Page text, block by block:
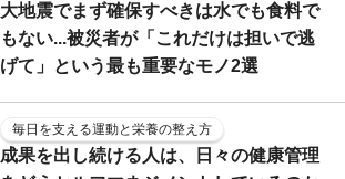
大地震でまず確保すべきは水でも食料で
もない...被災者が「これだけは担いで逃
げて」という最も重要なモノ2選
毎日を支える運動と栄養の整え方
成果を出し続ける人は、日々の健康管理